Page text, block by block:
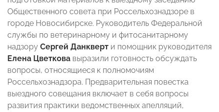
Общественного совета при Россельхознадзоре в
городе Новосибирске. Руководитель Федеральной
службы по ветеринарному и фитосанитарному
надзору Сергей Данкверт и помощник руководителя
Елена Цветкова выразили готовность обсуждать
вопросы, относящиеся к полномочиям
Россельхознадзора. Предварительная повестка
выездного совещания включает в себя вопросы
развития практики ведомственных апелляций,